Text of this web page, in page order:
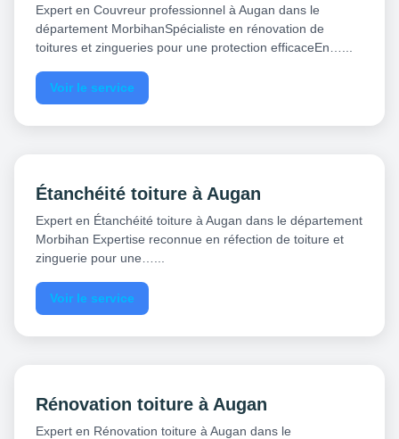
Expert en Couvreur professionnel à Augan dans le
département MorbihanSpécialiste en rénovation de
toitures et zingueries pour une protection efficaceEn…...
Voir le service
Étanchéité toiture à Augan
Expert en Étanchéité toiture à Augan dans le département
Morbihan Expertise reconnue en réfection de toiture et
zinguerie pour une…...
Voir le service
Rénovation toiture à Augan
Expert en Rénovation toiture à Augan dans le